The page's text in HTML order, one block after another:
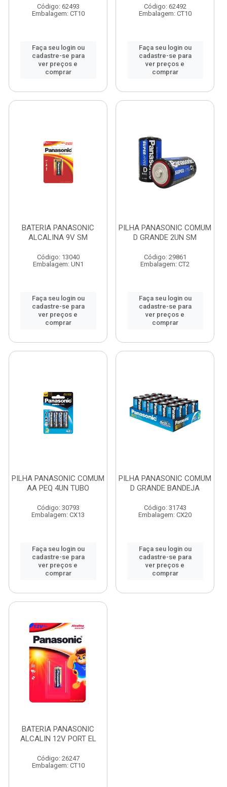
Código: 62493
Embalagem: CT10
Faça seu login ou
cadastre-se para
ver preços e
comprar
Código: 62492
Embalagem: CT10
Faça seu login ou
cadastre-se para
ver preços e
comprar
BATERIA PANASONIC
ALCALINA 9V SM
Código: 13040
Embalagem: UN1
Faça seu login ou
cadastre-se para
ver preços e
comprar
PILHA PANASONIC COMUM
D GRANDE 2UN SM
Código: 29861
Embalagem: CT2
Faça seu login ou
cadastre-se para
ver preços e
comprar
PILHA PANASONIC COMUM
AA PEQ 4UN TUBO
Código: 30793
Embalagem: CX13
Faça seu login ou
cadastre-se para
ver preços e
comprar
PILHA PANASONIC COMUM
D GRANDE BANDEJA
Código: 31743
Embalagem: CX20
Faça seu login ou
cadastre-se para
ver preços e
comprar
BATERIA PANASONIC
ALCALIN 12V PORT EL
Código: 26247
Embalagem: CT10